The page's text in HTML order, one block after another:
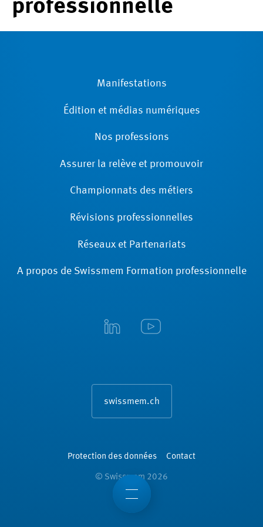
professionnelle
Manifestations
Édition et médias numériques
Nos professions
Assurer la relève et promouvoir
Championnats des métiers
Révisions ­professionnelles
Réseaux et Partenariats
A propos de Swissmem Formation ­professionnelle
swissmem.ch
Protection des données Contact
© Swissmem 2026